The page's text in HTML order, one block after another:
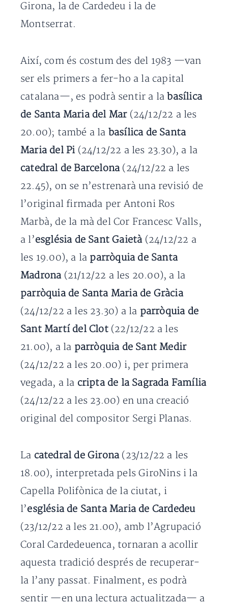
Girona, la de Cardedeu i la de
Montserrat.
Així, com és costum des del 1983 —van
ser els primers a fer-ho a la capital
catalana—, es podrà sentir a labasílica
de Santa Maria del Mar(24/12/22 a les
20.00); també a la basílica de Santa
Maria del Pi (24/12/22 a les 23.30), a la
catedral de Barcelona(24/12/22 a les
22.45), on se n’estrenarà una revisió de
l’original firmada per Antoni Ros
Marbà, de la mà del Cor Francesc Valls,
a l’església de Sant Gaietà (24/12/22 a
les 19.00), a la parròquia de Santa
Madrona(21/12/22 a les 20.00), a la
parròquia de Santa Maria de Gràcia
(24/12/22 a les 23.30) a la parròquia de
Sant Martí del Clot(22/12/22 a les
21.00), a la parròquia de Sant Medir
(24/12/22 a les 20.00) i, per primera
vegada, a la cripta de la Sagrada Família
(24/12/22 a les 23.00) en una creació
original del compositor Sergi Planas.
La catedral de Girona(23/12/22 a les
18.00), interpretada pels GiroNins i la
Capella Polifònica de la ciutat, i
l’església de Santa Maria de Cardedeu
(23/12/22 a les 21.00), amb l’Agrupació
Coral Cardedeuenca, tornaran a acollir
aquesta tradició després de recuperar-
la l’any passat. Finalment, es podrà
sentir —en una lectura actualitzada— a